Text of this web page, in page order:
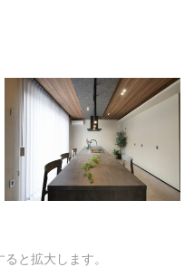
と拡大します。